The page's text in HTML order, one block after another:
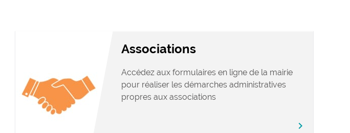
Associations
Accédez aux formulaires en ligne de la mairie
pour réaliser les démarches administratives
propres aux associations
chevron_right